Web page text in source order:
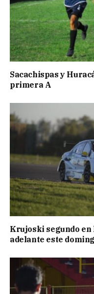
Sacachispas y
primera A
Krujoski segundo
adelante este